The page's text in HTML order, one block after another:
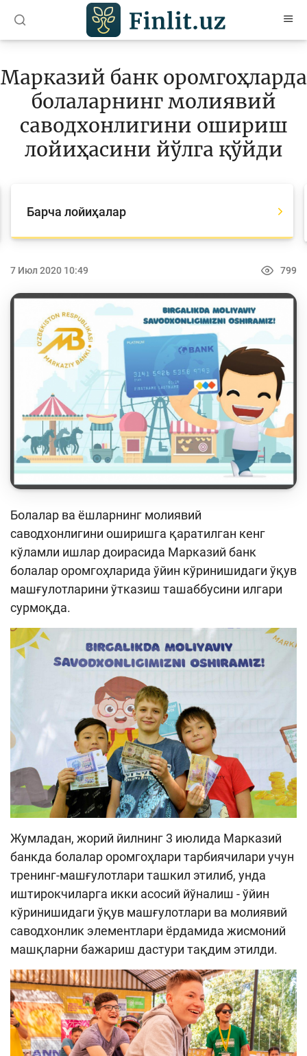
Мақолалар
Ўқув қўлланмалар
Лойиҳалар
Кейс-чемпионат
Тренинглар ва семинарлар
Finlit.uz янгиликлари
ОАВда лойиҳалар
Ўқув материаллари
Интерактив хизматлар
Фотогалерея
Лойиҳа ҳақида
Кенгайтирилган қидирув
Сайт харитаси
Марказий банк оромгоҳларда
болаларнинг молиявий
саводхонлигини ошириш
лойиҳасини йўлга қўйди
Барча лойиҳалар
7 Июл 2020 10:49 799
Болалар ва ёшларнинг молиявий
саводхонлигини оширишга қаратилган кенг
кўламли ишлар доирасида Марказий банк
болалар оромгоҳларида ўйин кўринишидаги ўқув
машғулотларини ўтказиш ташаббусини илгари
сурмоқда.
Жумладан, жорий йилнинг 3 июлида Марказий
банкда болалар оромгоҳлари тарбиячилари учун
тренинг-машғулотлари ташкил этилиб, унда
иштирокчиларга икки асосий йўналиш - ўйин
кўринишидаги ўқув машғулотлари ва молиявий
саводхонлик элементлари ёрдамида жисмоний
машқларни бажариш дастури тақдим этилди.